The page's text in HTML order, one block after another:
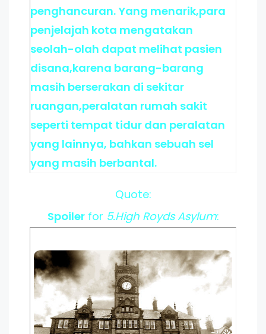
penghancuran. Yang menarik,para
penjelajah kota mengatakan
seolah-olah dapat melihat pasien
disana,karena barang-barang
masih berserakan di sekitar
ruangan,peralatan rumah sakit
seperti tempat tidur dan peralatan
yang lainnya, bahkan sebuah sel
yang masih berbantal.
Quote:
Spoilerfor 5.High Royds Asylum: